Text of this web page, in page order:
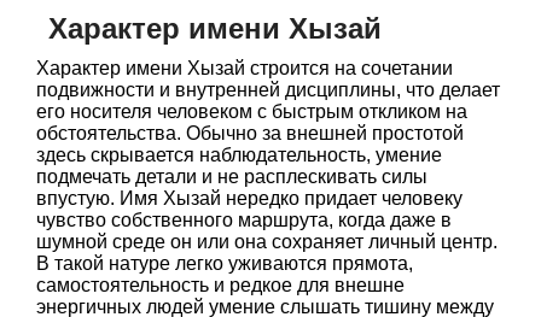
Характер имени Хызай
Характер имени Хызай строится на сочетании
подвижности и внутренней дисциплины, что делает
его носителя человеком с быстрым откликом на
обстоятельства. Обычно за внешней простотой
здесь скрывается наблюдательность, умение
подмечать детали и не расплескивать силы
впустую. Имя Хызай нередко придает человеку
чувство собственного маршрута, когда даже в
шумной среде он или она сохраняет личный центр.
В такой натуре легко уживаются прямота,
самостоятельность и редкое для внешне
энергичных людей умение слышать тишину между